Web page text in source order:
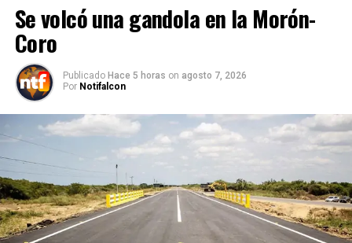
Se volcó una gandola en la Morón-
Coro
Publicado Hace 5 horas on agosto 7, 2026
Por Notifalcon